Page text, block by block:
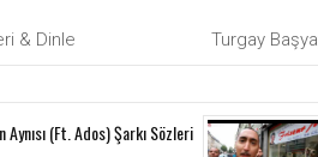
& Dinle Turgay
Aynısı (Ft. Ados) Şarkı Sözleri